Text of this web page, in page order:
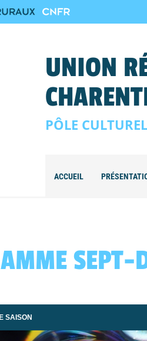
UNION
PÔLE
ACCUEIL
SEPT-
SAISON